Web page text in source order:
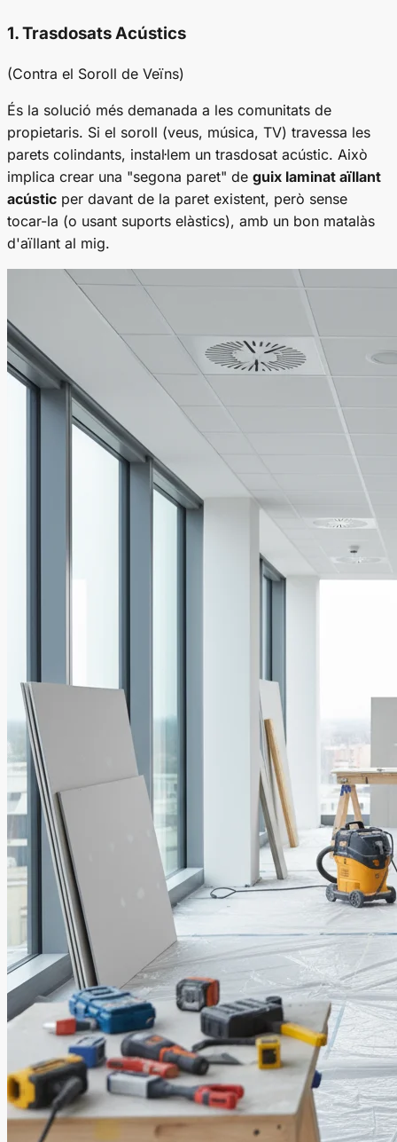
1. Trasdosats Acústics
(Contra el Soroll de Veïns)
És la solució més demanada a les comunitats de
propietaris. Si el soroll (veus, música, TV) travessa les
parets colindants, instal·lem un trasdosat acústic. Això
implica crear una "segona paret" de guix laminat aïllant
acústic per davant de la paret existent, però sense
tocar-la (o usant suports elàstics), amb un bon matalàs
d'aïllant al mig.